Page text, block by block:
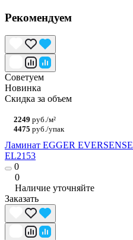
Рекомендуем
Советуем
Новинка
Скидка за объем
2249 руб./м²
4475 руб./упак
Ламинат EGGER
EL2153
0
0
Наличие уточняйте
Заказать